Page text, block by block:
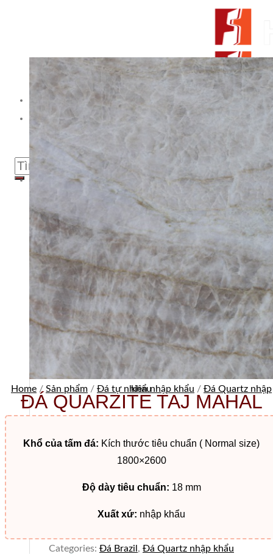
From Surfaces to Spaces
Tìm kiếm:
Giới thiệu
Home / Sản phẩm / Đá tự nhiên nhập khẩu /
Đá Quartz nhập khẩu
ĐÁ QUARZITE TAJ MAHAL
Khổ của tấm đá: Kích thước tiêu chuẩn ( Normal size)
1800×2600
Độ dày tiêu chuẩn: 18 mm
Xuất xứ: nhập khẩu
Categories: Đá Brazil , Đá Quartz nhập khẩu